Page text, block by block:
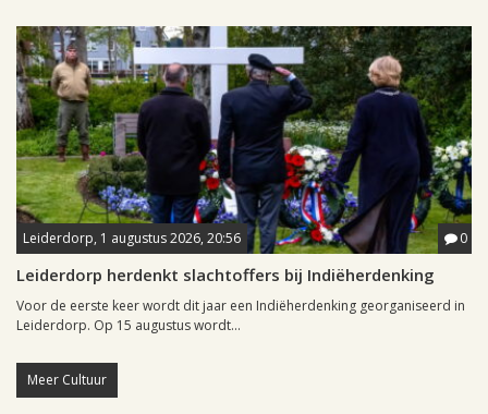
Leiderdorp, 1 augustus 2026, 20:56 0
Leiderdorp herdenkt slachtoffers bij Indiëherdenking
Voor de eerste keer wordt dit jaar een Indiëherdenking georganiseerd in
Leiderdorp. Op 15 augustus wordt...
Meer Cultuur